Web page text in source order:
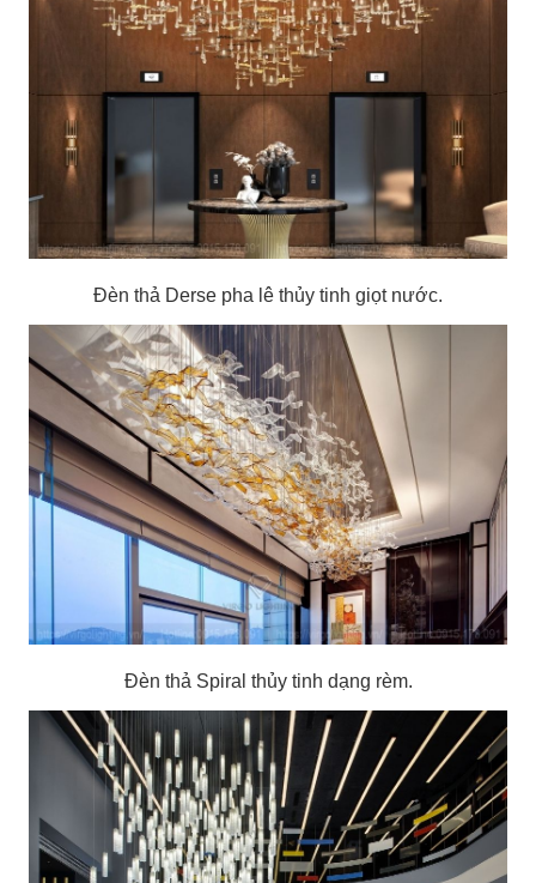
Đèn thả Derse pha lê thủy tinh giọt nước.
Đèn thả Spiral thủy tinh dạng rèm.